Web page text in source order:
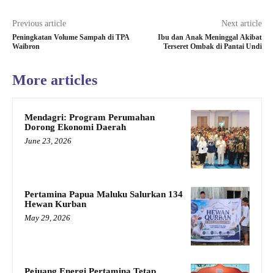
Previous article
Peningkatan Volume Sampah di TPA
Waibron
Next article
Ibu dan Anak Meninggal Akibat
Terseret Ombak di Pantai Undi
More articles
Mendagri: Program Perumahan
Dorong Ekonomi Daerah
June 23, 2026
Pertamina Papua Maluku Salurkan 134
Hewan Kurban
May 29, 2026
Pejuang Energi Pertamina Tetap